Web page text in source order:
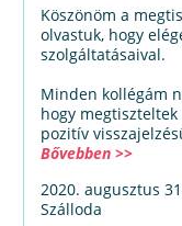
Köszönöm a
olvastuk, hogy
szolgáltatásaival.
Minden kollégám
hogy
pozitív
Bővebben >>
2020. augusztus
Szálloda